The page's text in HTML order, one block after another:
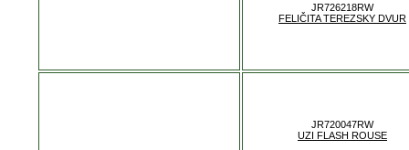
JR726218RW
FELIČITA TEREZSKY DVUR
JR720047RW
UZI FLASH ROUSE